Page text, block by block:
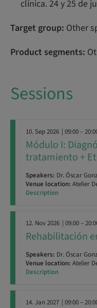
clínica. 24 y 25 de
Target group: Other
Product segments:
Sessions
10. Sep 2026 | 09:00 –
Módulo I:
tratamiento +
Speakers: Dr. Óscar
Venue location: Atelier
Description
12. Nov 2026 | 09:00 –
Rehabilitación
Speakers: Dr. Óscar
Venue location: Atelier
Description
14. Jan 2027 | 09:00 –